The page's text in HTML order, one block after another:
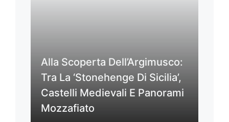
Alla Scoperta Dell’Argimusco:
Tra La ‘Stonehenge Di Sicilia’,
Castelli Medievali E Panorami
Mozzafiato